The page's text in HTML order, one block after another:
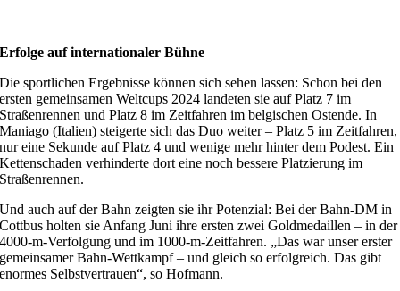
Erfolge auf internationaler Bühne
Die sportlichen Ergebnisse können sich sehen lassen: Schon bei den
ersten gemeinsamen Weltcups 2024 landeten sie auf Platz 7 im
Straßenrennen und Platz 8 im Zeitfahren im belgischen Ostende. In
Maniago (Italien) steigerte sich das Duo weiter – Platz 5 im Zeitfahren,
nur eine Sekunde auf Platz 4 und wenige mehr hinter dem Podest. Ein
Kettenschaden verhinderte dort eine noch bessere Platzierung im
Straßenrennen.
Und auch auf der Bahn zeigten sie ihr Potenzial: Bei der Bahn-DM in
Cottbus holten sie Anfang Juni ihre ersten zwei Goldmedaillen – in der
4000-m-Verfolgung und im 1000-m-Zeitfahren. „Das war unser erster
gemeinsamer Bahn-Wettkampf – und gleich so erfolgreich. Das gibt
enormes Selbstvertrauen“, so Hofmann.